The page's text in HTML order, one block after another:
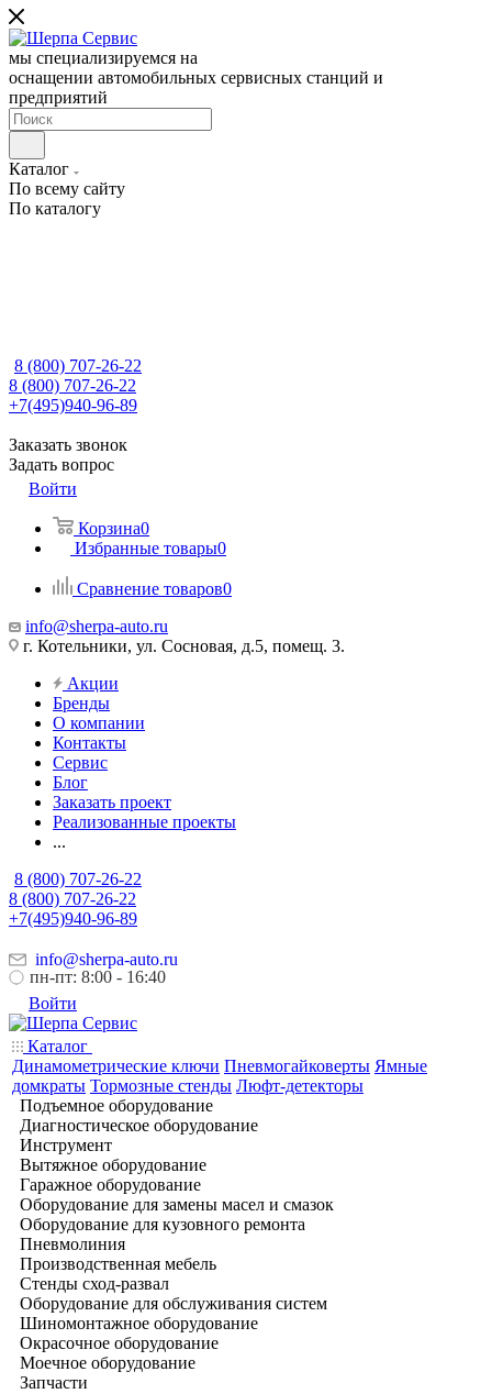
мы специализируемся на
оснащении автомобильных сервисных станций и
предприятий
Каталог
По всему сайту
По каталогу
8 (800) 707-26-22
8 (800) 707-26-22
+7(495)940-96-89
Заказать звонок
Задать вопрос
Войти
Корзина0
Избранные товары0
Сравнение товаров0
info@sherpa-auto.ru
г. Котельники, ул. Сосновая, д.5, помещ. 3.
Акции
Бренды
О компании
Контакты
Сервис
Блог
Заказать проект
Реализованные проекты
...
8 (800) 707-26-22
8 (800) 707-26-22
+7(495)940-96-89
info@sherpa-auto.ru
пн-пт: 8:00 - 16:40
Войти
Каталог
Динамометрические ключи Пневмогайковерты Ямные
домкраты Тормозные стенды Люфт-детекторы
Подъемное оборудование
Диагностическое оборудование
Инструмент
Вытяжное оборудование
Гаражное оборудование
Оборудование для замены масел и смазок
Оборудование для кузовного ремонта
Пневмолиния
Производственная мебель
Стенды сход-развал
Оборудование для обслуживания систем
Шиномонтажное оборудование
Окрасочное оборудование
Моечное оборудование
Запчасти